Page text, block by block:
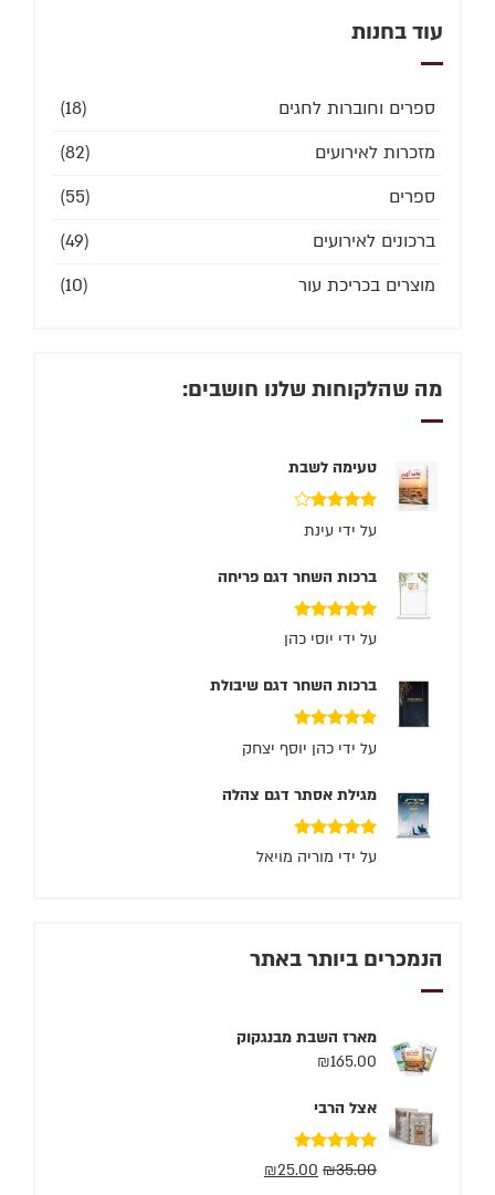
עוד בחנות
ספרים וחוברות לחגים
(18)
מזכרות לאירועים
(82)
ספרים
(55)
ברכונים לאירועים
(49)
מוצרים בכריכת עור
(10)
מה שהלקוחות שלנו חושבים:
טעימה לשבת
דורג4
מתוך 5
על ידי עינת
ברכות השחר דגם פריחה
דורג5 מתוך 5
על ידי יוסי כהן
ברכות השחר דגם שיבולת
דורג
על ידי כהן יוסף יצחק
מגילת אסתר דגם צהלה
דורג5 מתוך 5
על ידי מוריה מויאל
הנמכרים ביותר באתר
מארז השבת מבנגקוק
₪165.00
אצל הרבי
דורג5.00
מתוך 5 ₪35.00
₪25.00